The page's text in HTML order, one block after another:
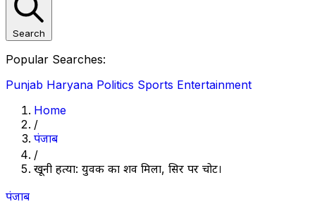
Search
Popular Searches:
Punjab Haryana Politics Sports Entertainment
Home
/
पंजाब
/
खूनी हत्या: युवक का शव मिला, सिर पर चोटें।
पंजाब